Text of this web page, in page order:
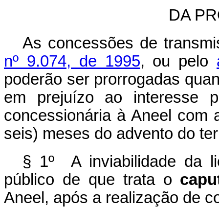
DA
As concessões de
nº 9.074, de 1995, ou pelo
poderão ser prorrogadas
em prejuízo ao interesse
concessionária à Aneel com
seis) meses do advento do
§ 1º A inviabilidade da
público de que trata o
Aneel, após a realização de